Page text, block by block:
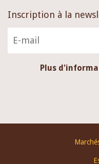
Inscription à la
Plus